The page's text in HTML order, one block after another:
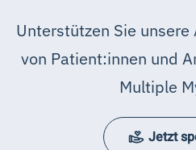
Unterstützen Sie
von Patient:innen und
Multiple
Jetzt